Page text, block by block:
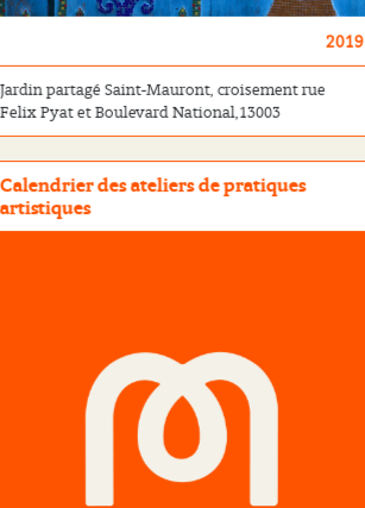
2019
Jardin partagé Saint-Mauront, croisement rue
Felix Pyat et Boulevard National,13003
Calendrier des ateliers de pratiques
artistiques